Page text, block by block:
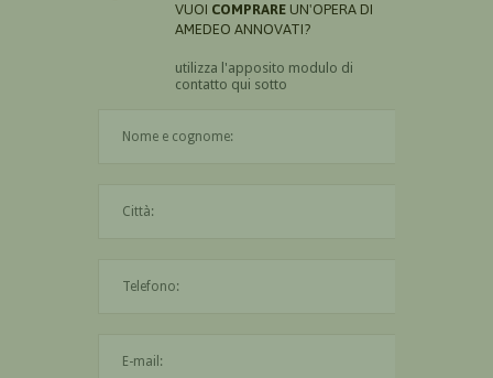
VUOI COMPRARE UN'OPERA DI
AMEDEO ANNOVATI?
utilizza l'apposito modulo di
contatto qui sotto